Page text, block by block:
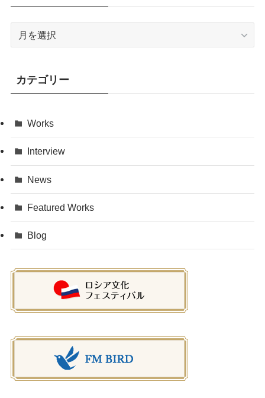
ブ
カテゴリー
Works
Interview
News
Featured Works
Blog